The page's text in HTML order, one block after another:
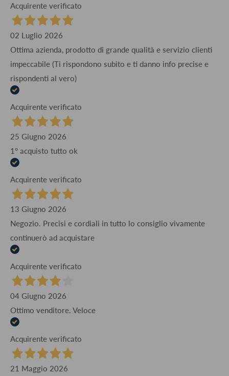
Acquirente verificato
02 Luglio 2026
Ottima azienda, prodotto di grande qualità e servizio clienti
impeccabile (Ti rispondono subito e ti danno info precise e
rispondenti al vero)
Acquirente verificato
25 Giugno 2026
1° acquisto tutto ok
Acquirente verificato
13 Giugno 2026
Negozio. Precisi e cordiali in tutto lo consiglio vivamente
continuerò ad acquistare
Acquirente verificato
04 Giugno 2026
Ottimo venditore. Veloce
Acquirente verificato
21 Maggio 2026